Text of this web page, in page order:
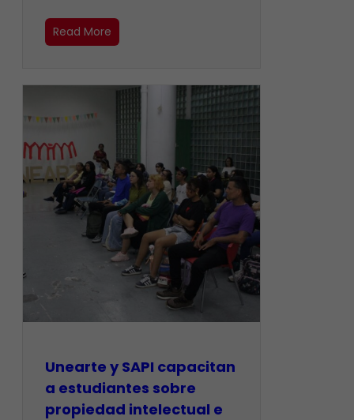
Read More
Unearte y SAPI capacitan
a estudiantes sobre
propiedad intelectual e